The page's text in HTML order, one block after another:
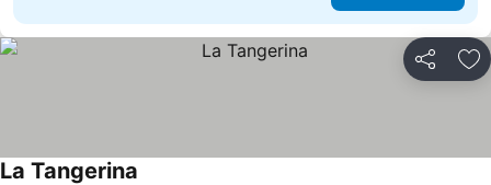
Compartir
La Tangerina